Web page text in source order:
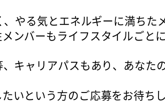
やる気とエネルギーに満ちた
ンバーもライフスタイルごと
キャリアパスもあり、あなた
いという方のご応募をお待ち